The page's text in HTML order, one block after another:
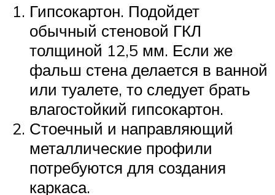
Гипсокартон. Подойдет
обычный стеновой ГКЛ
толщиной 12,5 мм. Если же
фальш стена делается в ванной
или туалете, то следует брать
влагостойкий гипсокартон.
Стоечный и направляющий
металлические профили
потребуются для создания
каркаса.